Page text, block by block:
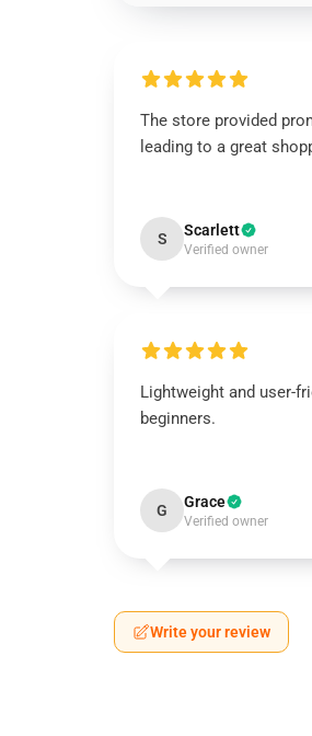
The store provided
leading to a great
S Scarlett
Verified owner
Lightweight and user-
beginners.
G Grace
Verified owner
Write your review